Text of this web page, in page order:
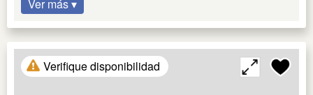
Ver más ▾
Verifique disponibilidad